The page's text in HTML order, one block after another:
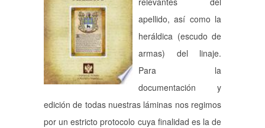
apellido, así como la
heráldica (escudo de
armas) del linaje.
Para la
documentación y
edición de todas nuestras láminas nos regimos
por un estricto protocolo cuya finalidad es la de